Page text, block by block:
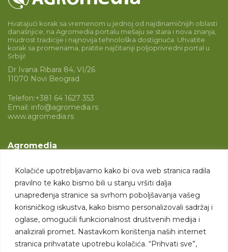
Kolačiće upotrebljavamo kako bi ova web stranica radila
pravilno te kako bismo bili u stanju vršiti dalja
unapređenja stranice sa svrhom poboljšavanja vašeg
korisničkog iskustva, kako bismo personalizovali sadržaj i
oglase, omogućili funkcionalnost društvenih medija i
analizirali promet. Nastavkom korištenja naših internet
stranica prihvatate upotrebu kolačića. “Prihvati sve”,
Hvatajući korak sa vremenom u jednoj od najdinamičnijih oblasti
današnjice, na Agromedia portalu mešaju se stara i nova znanja,
mudrost tradicije i najnovija tehnološka dostignuća. Uhvatite
korak sa promenama, pratite najčitaniji poljoprivredni portal u
Srbiji!
Dr Ivana Ribara 84, VI/26
11070 Novi Beograd
Telefon:+381 64 1627 353
Email: info@agromedia.rs
www.agromedia.rs
Agromedia
Svet poljoprivrede
Marketing usluge
Tražimo saradnike